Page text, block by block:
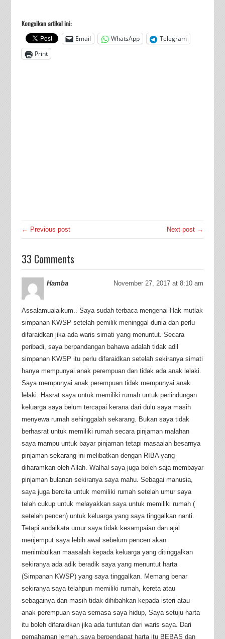
Kongsikan artikel ini:
Email
WhatsApp
Telegram
Print
← Previous post Next post →
33 Comments
Hamba November 27, 2017 at 8:10 am
Assalamualaikum.. Saya sudah terbaca mengenai Hak mutlak
simpanan KWSP setelah pemilik meninggal dunia dan perlu
difaraidkan jika ada waris simati yang menuntut. Secara
peribadi, saya berpandangan bahawa adalah tidak adil
simpanan KWSP itu perlu difaraidkan setelah sekiranya simati
hanya mempunyai anak perempuan dan tidak ada anak lelaki.
Saya mempunyai anak perempuan tidak mempunyai anak
lelaki. Hasrat saya untuk memiliki rumah untuk perlindungan
keluarga saya belum tercapai kerana dari dulu saya masih
menyewa rumah sehinggalah sekarang. Bukan saya tidak
berhasrat untuk memiliki rumah secara pinjaman malahan
saya mampu untuk bayar pinjaman tetapi masaalah besarnya
pinjaman sekarang ini melibatkan dengan RIBA yang
diharamkan oleh Allah. Walhal saya juga boleh saja membayar
pinjaman bulanan sekiranya saya mahu. Sebagai manusia,
saya juga bercita untuk memiliki rumah setelah umur saya
telah cukup untuk melayakkan saya untuk memiliki rumah (
setelah pencen) untuk keluarga yang saya tinggalkan nanti.
Tetapi andaikata umur saya tidak kesampaian dan ajal
menjemput saya lebih awal sebelum pencen akan
menimbulkan maasalah kepada keluarga yang ditinggalkan
sekiranya ada adik beradik saya yang menuntut harta
(Simpanan KWSP) yang saya tinggalkan. Memang benar
sekiranya saya telahpun memiliki rumah, kereta atau
sebagainya dan masih tidak dihibahkan kepada isteri atau
anak perempuan saya semasa saya hidup, Saya setuju harta
itu boleh difaraidkan jika ada tuntutan dari waris saya. Dari
pemahaman lemah,,saya berpendapat harta itu BEBAS dan